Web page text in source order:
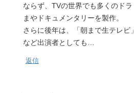
ならず、TVの世界でも多くのドラ
まやドキュメンタリーを製作。
さらに後年は、「朝まで生テレビ」
など出演者としても…
返信